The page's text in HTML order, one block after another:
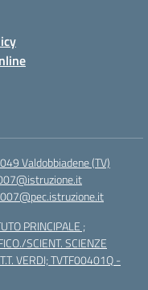
Valdobbiadene (TV)
PRINCIPALE ;
SCIENT. SCIENZE
VERDI; TVTF00401Q -